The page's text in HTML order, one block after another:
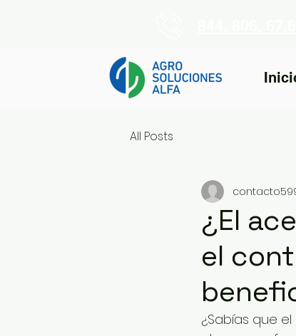
All Posts
¿El
el
¿Sabías que